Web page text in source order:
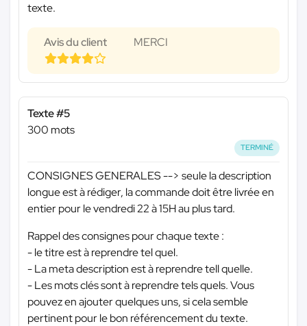
texte.
Avis du client MERCI
Texte #5
300 mots
TERMINÉ
CONSIGNES GENERALES --> seule la description
longue est à rédiger, la commande doit être livrée en
entier pour le vendredi 22 à 15H au plus tard.
Rappel des consignes pour chaque texte :
- le titre est à reprendre tel quel.
- La meta description est à reprendre tell quelle.
- Les mots clés sont à reprendre tels quels. Vous
pouvez en ajouter quelques uns, si cela semble
pertinent pour le bon référencement du texte.